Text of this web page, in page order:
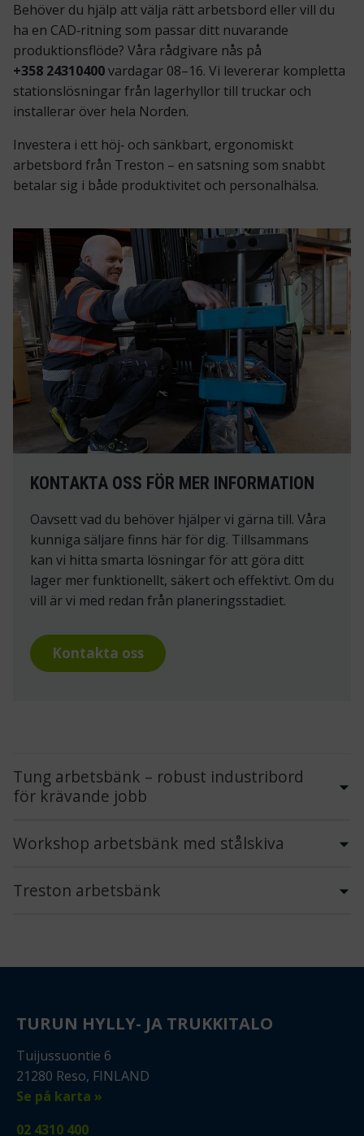
Behöver du hjälp att välja rätt arbetsbord eller vill du
ha en CAD‑ritning som passar ditt nuvarande
produktionsflöde? Våra rådgivare nås på
+358 24310400vardagar 08–16. Vi levererar kompletta
stationslösningar från lagerhyllor till truckar och
installerar över hela Norden.
Investera i ett höj‑ och sänkbart, ergonomiskt
arbetsbord från Treston – en satsning som snabbt
betalar sig i både produktivitet och personalhälsa.
KONTAKTA OSS FÖR MER INFORMATION
Oavsett vad du behöver hjälper vi gärna till. Våra
kunniga säljare finns här för dig. Tillsammans
kan vi hitta smarta lösningar för att göra ditt
lager mer funktionellt, säkert och effektivt. Om du
vill är vi med redan från planeringsstadiet.
Kontakta oss
Tung arbetsbänk – robust industribord
för krävande jobb
Workshop arbetsbänk med stålskiva
Treston arbetsbänk
TURUN HYLLY- JA TRUKKITALO
Tuijussuontie 6
21280 Reso, FINLAND
Se på karta »
02 4310 400